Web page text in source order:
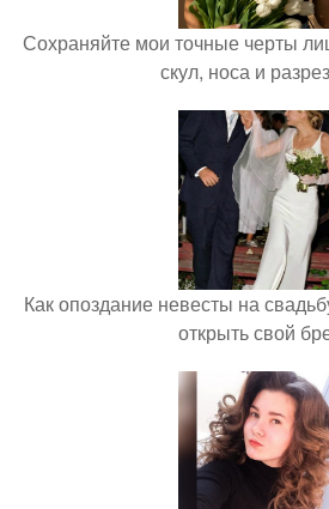
Сохраняйте мои точные черты
скул, носа и
Как опоздание невесты на
открыть свой